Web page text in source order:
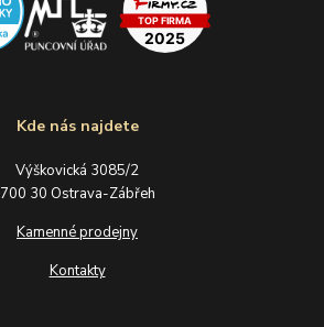
Kde nás najdete
Výškovická 3085/2
700 30 Ostrava-Zábřeh
Kamenné prodejny
Kontakty